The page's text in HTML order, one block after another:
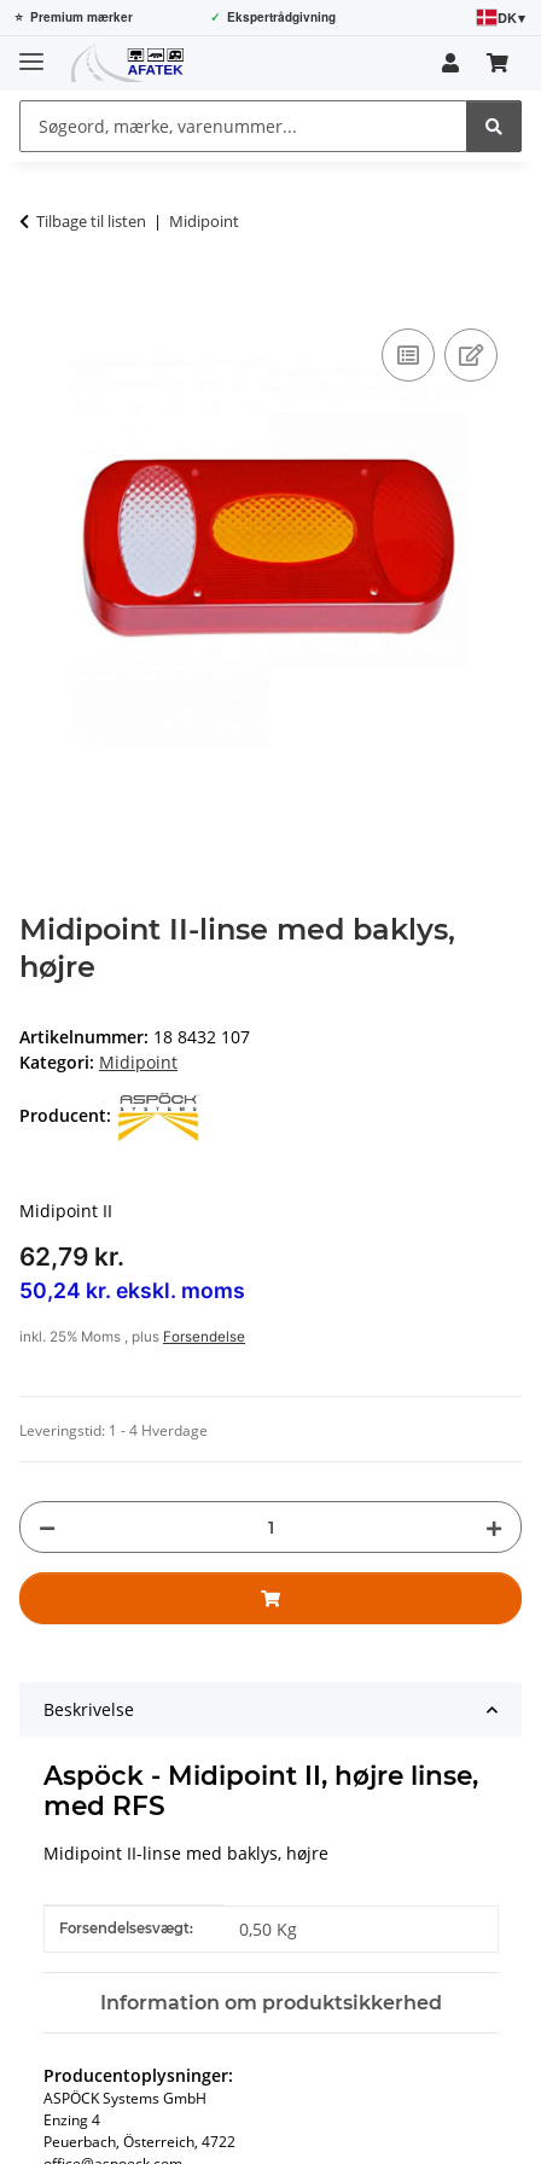
⭐ Premium mærker ✓ Ekspertrådgivning DK▾
Tilbage til listen Midipoint
Midipoint II-linse med baklys,
højre
Artikelnummer: 18 8432 107
Kategori: Midipoint
Producent:
Midipoint II
62,79 kr.
50,24 kr. ekskl. moms
inkl. 25% Moms , plus Forsendelse
Leveringstid: 1 - 4 Hverdage
Beskrivelse
Aspöck - Midipoint II, højre linse,
med RFS
Midipoint II-linse med baklys, højre
#productDetails.itemInformation#
#productDetails.itemValue#
Forsendelsesvægt: 0,50 Kg
Information om produktsikkerhed
Producentoplysninger:
ASPÖCK Systems GmbH
Enzing 4
Peuerbach, Österreich, 4722